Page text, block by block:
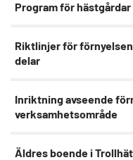
Program för
Riktlinjer för
delar
Inriktning avseende
verksamhetsområde
Äldres boende i